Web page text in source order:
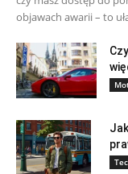
objawach awarii – to